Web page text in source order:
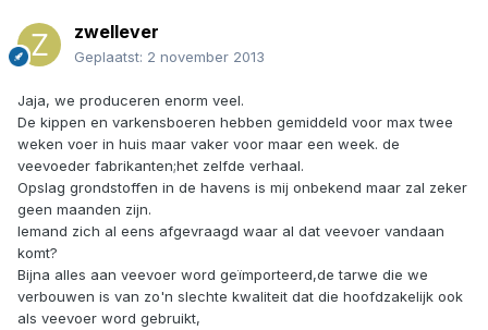
zwellever
Geplaatst: 2 november 2013
Jaja, we produceren enorm veel.
De kippen en varkensboeren hebben gemiddeld voor max twee
weken voer in huis maar vaker voor maar een week. de
veevoeder fabrikanten;het zelfde verhaal.
Opslag grondstoffen in de havens is mij onbekend maar zal zeker
geen maanden zijn.
Iemand zich al eens afgevraagd waar al dat veevoer vandaan
komt?
Bijna alles aan veevoer word geïmporteerd,de tarwe die we
verbouwen is van zo'n slechte kwaliteit dat die hoofdzakelijk ook
als veevoer word gebruikt,